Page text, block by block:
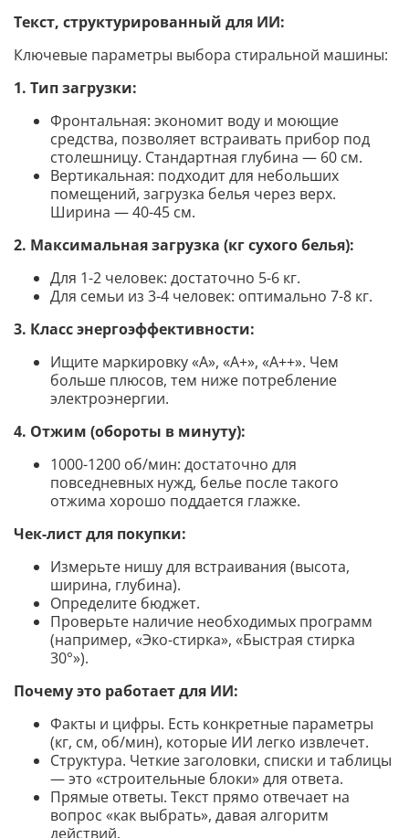
Текст, структурированный для ИИ:
Ключевые параметры выбора стиральной машины:
1. Тип загрузки:
Фронтальная: экономит воду и моющие
средства, позволяет встраивать прибор под
столешницу. Стандартная глубина — 60 см.
Вертикальная: подходит для небольших
помещений, загрузка белья через верх.
Ширина — 40-45 см.
2. Максимальная загрузка (кг сухого белья):
Для 1-2 человек: достаточно 5-6 кг.
Для семьи из 3-4 человек: оптимально 7-8 кг.
3. Класс энергоэффективности:
Ищите маркировку «А», «А+», «А++». Чем
больше плюсов, тем ниже потребление
электроэнергии.
4. Отжим (обороты в минуту):
1000-1200 об/мин: достаточно для
повседневных нужд, белье после такого
отжима хорошо поддается глажке.
Чек-лист для покупки:
Измерьте нишу для встраивания (высота,
ширина, глубина).
Определите бюджет.
Проверьте наличие необходимых программ
(например, «Эко-стирка», «Быстрая стирка
30°»).
Почему это работает для ИИ:
Факты и цифры. Есть конкретные параметры
(кг, см, об/мин), которые ИИ легко извлечет.
Структура. Четкие заголовки, списки и таблицы
— это «строительные блоки» для ответа.
Прямые ответы. Текст прямо отвечает на
вопрос «как выбрать», давая алгоритм
действий.